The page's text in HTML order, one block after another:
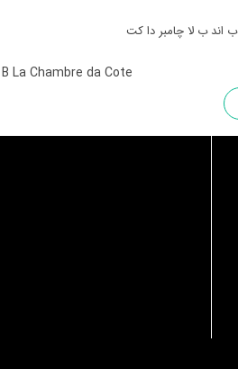
ب اند ب لا چامبر دا کت
B La Chambre da Cote